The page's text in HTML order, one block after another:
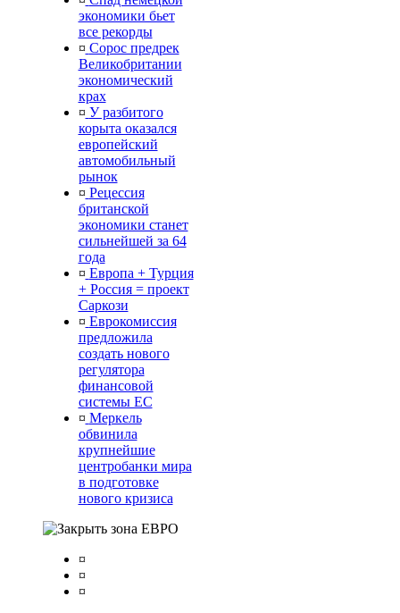
экономики бьет
все рекорды
¤ Сорос предрек
Великобритании
экономический
крах
¤ У разбитого
корыта оказался
европейский
автомобильный
рынок
¤ Рецессия
британской
экономики станет
сильнейшей за 64
года
¤ Европа + Турция
+ Россия = проект
Саркози
¤ Еврокомиссия
предложила
создать нового
регулятора
финансовой
системы ЕС
¤ Меркель
обвинила
крупнейшие
центробанки мира
в подготовке
нового кризиса
зона ЕВРО
¤
¤
¤